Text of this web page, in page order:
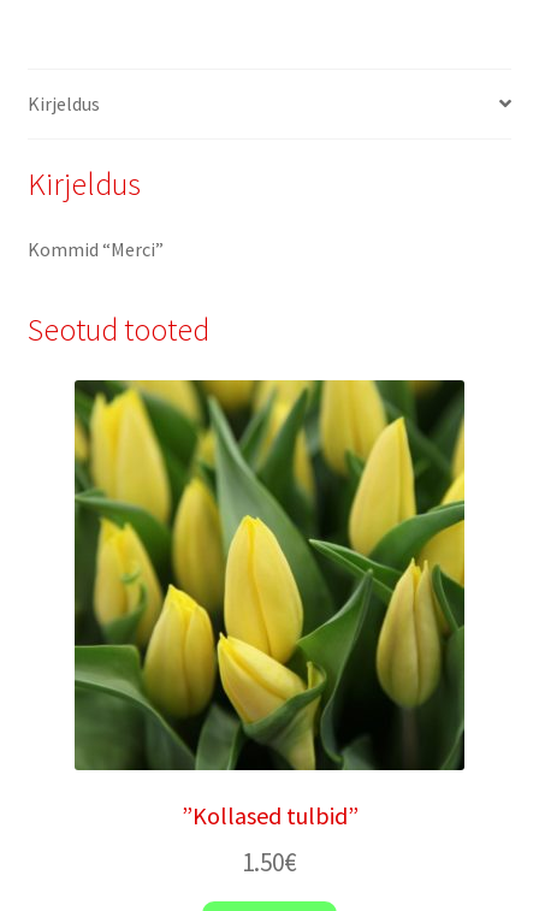
Kirjeldus
Kirjeldus
Kommid “Merci”
Seotud tooted
”Kollased tulbid”
1.50€